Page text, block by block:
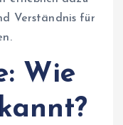
Verständnis für
Wie